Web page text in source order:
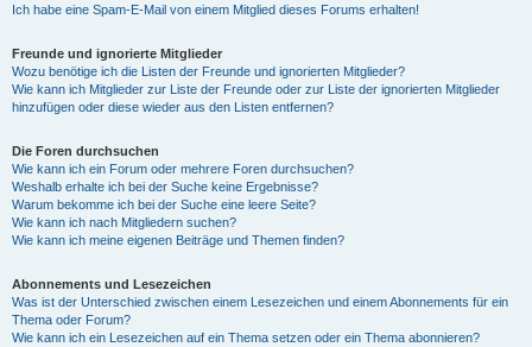
Ich habe eine Spam-E-Mail von einem Mitglied dieses Forums erhalten!
Freunde und ignorierte Mitglieder
Wozu benötige ich die Listen der Freunde und ignorierten Mitglieder?
Wie kann ich Mitglieder zur Liste der Freunde oder zur Liste der ignorierten Mitglieder
hinzufügen oder diese wieder aus den Listen entfernen?
Die Foren durchsuchen
Wie kann ich ein Forum oder mehrere Foren durchsuchen?
Weshalb erhalte ich bei der Suche keine Ergebnisse?
Warum bekomme ich bei der Suche eine leere Seite?
Wie kann ich nach Mitgliedern suchen?
Wie kann ich meine eigenen Beiträge und Themen finden?
Abonnements und Lesezeichen
Was ist der Unterschied zwischen einem Lesezeichen und einem Abonnements für ein
Thema oder Forum?
Wie kann ich ein Lesezeichen auf ein Thema setzen oder ein Thema abonnieren?